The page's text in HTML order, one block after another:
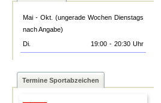
Mai - Okt. (ungerade Wochen Dienstags
nach Angabe)
Di.
19:00 - 20:30 Uhr
Termine Sportabzeichen